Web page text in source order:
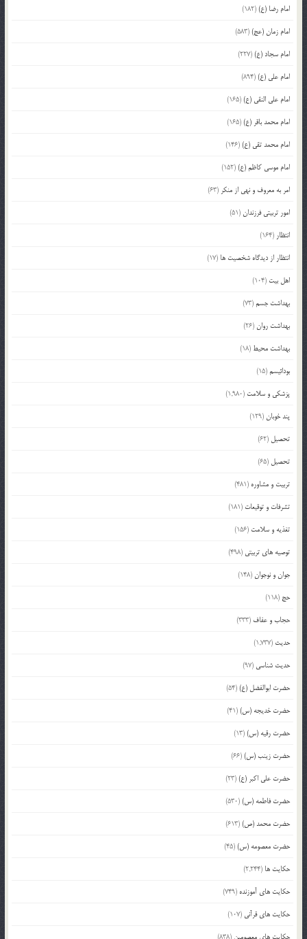
امام رضا (ع)(182)
امام زمان (عج)(583)
امام سجاد (ع)(227)
امام علی (ع)(894)
امام علی النقی (ع)(165)
امام محمد باقر (ع)(165)
امام محمد تقی (ع)(146)
امام موسی کاظم (ع)(152)
امر به معروف و نهی از منکر (63)
امور تربیتی فرزندان(51)
انتظار (164)
انتظار از دیدگاه شخصیت ها (17)
اهل بیت (104)
بهداشت جسم(73)
بهداشت روان(26)
بهداشت محیط (18)
بودائیسم(15)
پزشکی و سلامت (1,980)
پند خوبان(129)
تحصیل (62)
تحصیل (65)
تربیت و مشاوره (481)
تشرفات و توقیعات (181)
تغذیه و سلامت (156)
توصیه های تربیتی (498)
جوان و نوجوان(148)
حج (118)
حجاب و عفاف (333)
حدیث (1,737)
حدیث شناسی (97)
حضرت ابوالفضل (ع)(54)
حضرت خدیجه (س)(41)
حضرت رقیه (س)(13)
حضرت زینب (س)(66)
حضرت علی اکبر (ع)(23)
حضرت فاطمه (س)(530)
حضرت محمد (ص)(613)
حضرت معصومه (س)(45)
حکایت ها (2,244)
حکایت های آموزنده (749)
حکایت های قرآنی (107)